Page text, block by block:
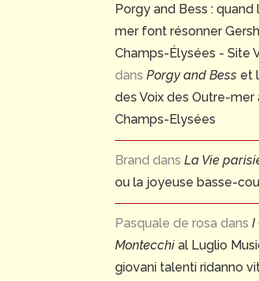
Porgy and Bess :
mer font résonner
Champs-Élysées - Site
dans Porgy and Bess et
des Voix des Outre-mer
Champs-Elysées
Brand dans La Vie
ou la joyeuse basse-
Pasquale de rosa dans I
Montecchi al Luglio
giovani talenti ridanno